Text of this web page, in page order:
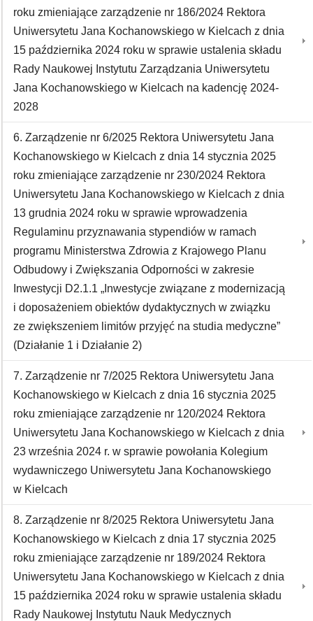
roku zmieniające zarządzenie nr 186/2024 Rektora
Uniwersytetu Jana Kochanowskiego w Kielcach z dnia
15 października 2024 roku w sprawie ustalenia składu
Rady Naukowej Instytutu Zarządzania Uniwersytetu
Jana Kochanowskiego w Kielcach na kadencję 2024-
2028
6. Zarządzenie nr 6/2025 Rektora Uniwersytetu Jana
Kochanowskiego w Kielcach z dnia 14 stycznia 2025
roku zmieniające zarządzenie nr 230/2024 Rektora
Uniwersytetu Jana Kochanowskiego w Kielcach z dnia
13 grudnia 2024 roku w sprawie wprowadzenia
Regulaminu przyznawania stypendiów w ramach
programu Ministerstwa Zdrowia z Krajowego Planu
Odbudowy i Zwiększania Odporności w zakresie
Inwestycji D2.1.1 „Inwestycje związane z modernizacją
i doposażeniem obiektów dydaktycznych w związku
ze zwiększeniem limitów przyjęć na studia medyczne”
(Działanie 1 i Działanie 2)
7. Zarządzenie nr 7/2025 Rektora Uniwersytetu Jana
Kochanowskiego w Kielcach z dnia 16 stycznia 2025
roku zmieniające zarządzenie nr 120/2024 Rektora
Uniwersytetu Jana Kochanowskiego w Kielcach z dnia
23 września 2024 r. w sprawie powołania Kolegium
wydawniczego Uniwersytetu Jana Kochanowskiego
w Kielcach
8. Zarządzenie nr 8/2025 Rektora Uniwersytetu Jana
Kochanowskiego w Kielcach z dnia 17 stycznia 2025
roku zmieniające zarządzenie nr 189/2024 Rektora
Uniwersytetu Jana Kochanowskiego w Kielcach z dnia
15 października 2024 roku w sprawie ustalenia składu
Rady Naukowej Instytutu Nauk Medycznych